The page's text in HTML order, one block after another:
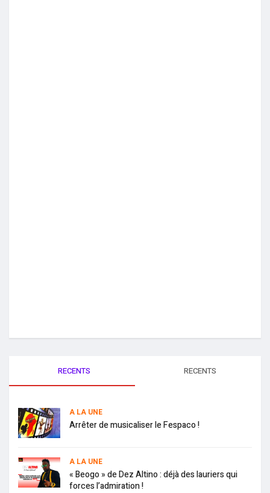
RECENTS RECENTS
A LA UNE
Arrêter de musicaliser le Fespaco !
A LA UNE
« Beogo » de Dez Altino : déjà des lauriers qui
forces l’admiration !